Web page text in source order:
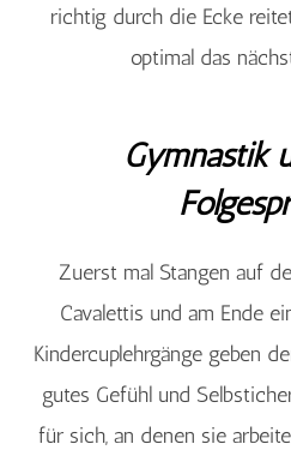
richtig durch die Ecke
optimal das
Gymnastik
Zuerst mal Stangen auf
Cavalettis und am Ende
Kindercuplehrgänge geben
gutes Gefühl und
für sich, an denen sie